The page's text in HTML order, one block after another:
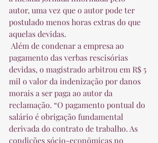
autor, uma vez que o autor pode ter
postulado menos horas extras do que
aquelas devidas.
pagamento das verbas rescisórias
devidas, o magistrado arbitrou em R$ 5
mil o valor da indenização por danos
morais a ser paga ao autor da
reclamação. “O pagamento pontual do
salário é obrigação fundamental
derivada do contrato de trabalho. As
condições sócio-econômicas no